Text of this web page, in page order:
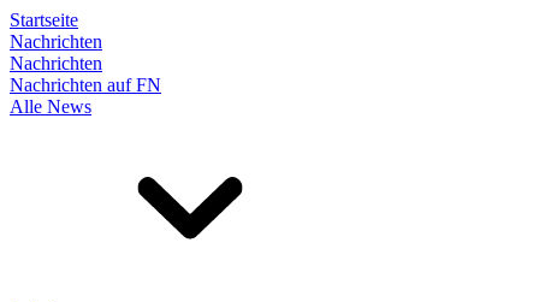
Startseite
Nachrichten
Nachrichten
Nachrichten auf FN
Alle News